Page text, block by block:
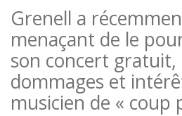
Grenell a
menaçant de le
son concert gratuit,
dommages et
musicien de « coup